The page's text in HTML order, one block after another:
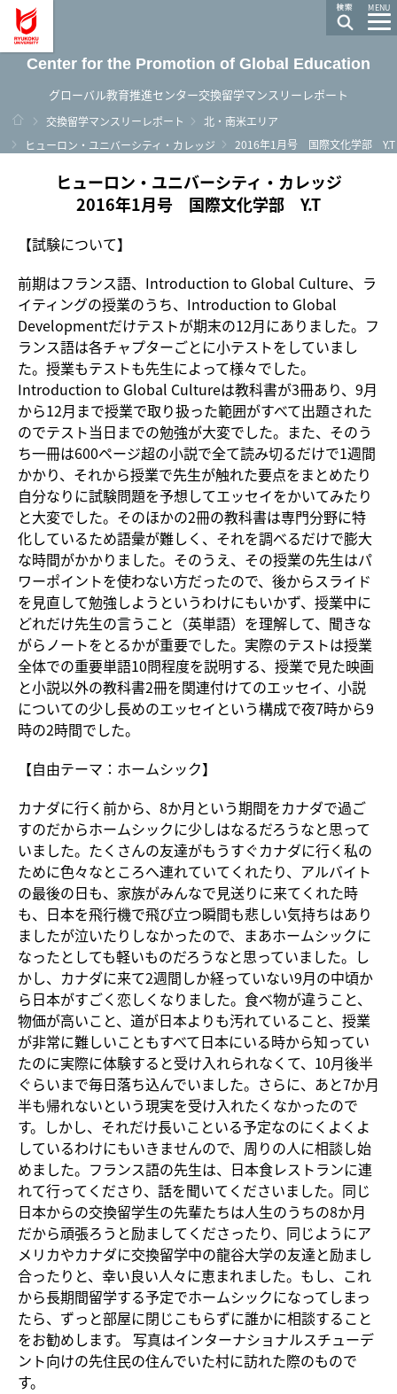
MENU
Center for the Promotion of Global Education
グローバル教育推進センター交換留学マンスリーレポート
ホーム
交換留学マンスリーレポート
北・南米エリア
ヒューロン・ユニバーシティ・カレッジ
2016年1月号 国際文化学部 Y.T
ヒューロン・ユニバーシティ・カレッジ
2016年1月号 国際文化学部 Y.T
【試験について】
前期はフランス語、Introduction to Global Culture、ラ
イティングの授業のうち、Introduction to Global
Developmentだけテストが期末の12月にありました。フ
ランス語は各チャプターごとに小テストをしていまし
た。授業もテストも先生によって様々でした。
Introduction to Global Cultureは教科書が3冊あり、9月
から12月まで授業で取り扱った範囲がすべて出題された
のでテスト当日までの勉強が大変でした。また、そのう
ち一冊は600ページ超の小説で全て読み切るだけで1週間
かかり、それから授業で先生が触れた要点をまとめたり
自分なりに試験問題を予想してエッセイをかいてみたり
と大変でした。そのほかの2冊の教科書は専門分野に特
化しているため語彙が難しく、それを調べるだけで膨大
な時間がかかりました。そのうえ、その授業の先生はパ
ワーポイントを使わない方だったので、後からスライド
を見直して勉強しようというわけにもいかず、授業中に
どれだけ先生の言うこと（英単語）を理解して、聞きな
がらノートをとるかが重要でした。実際のテストは授業
全体での重要単語10問程度を説明する、授業で見た映画
と小説以外の教科書2冊を関連付けてのエッセイ、小説
についての少し長めのエッセイという構成で夜7時から9
時の2時間でした。
【自由テーマ：ホームシック】
カナダに行く前から、8か月という期間をカナダで過ご
すのだからホームシックに少しはなるだろうなと思って
いました。たくさんの友達がもうすぐカナダに行く私の
ために色々なところへ連れていてくれたり、アルバイト
の最後の日も、家族がみんなで見送りに来てくれた時
も、日本を飛行機で飛び立つ瞬間も悲しい気持ちはあり
ましたが泣いたりしなかったので、まあホームシックに
なったとしても軽いものだろうなと思っていました。し
かし、カナダに来て2週間しか経っていない9月の中頃か
ら日本がすごく恋しくなりました。食べ物が違うこと、
物価が高いこと、道が日本よりも汚れていること、授業
が非常に難しいこともすべて日本にいる時から知ってい
たのに実際に体験すると受け入れられなくて、10月後半
ぐらいまで毎日落ち込んでいました。さらに、あと7か月
半も帰れないという現実を受け入れたくなかったので
す。しかし、それだけ長いこといる予定なのにくよくよ
しているわけにもいきませんので、周りの人に相談し始
めました。フランス語の先生は、日本食レストランに連
れて行ってくださり、話を聞いてくださいました。同じ
日本からの交換留学生の先輩たちは人生のうちの8か月
だから頑張ろうと励ましてくださったり、同じようにア
メリカやカナダに交換留学中の龍谷大学の友達と励まし
合ったりと、幸い良い人々に恵まれました。もし、これ
から長期間留学する予定でホームシックになってしまっ
たら、ずっと部屋に閉じこもらずに誰かに相談すること
をお勧めします。 写真はインターナショナルスチューデ
ント向けの先住民の住んでいた村に訪れた際のもので
す。